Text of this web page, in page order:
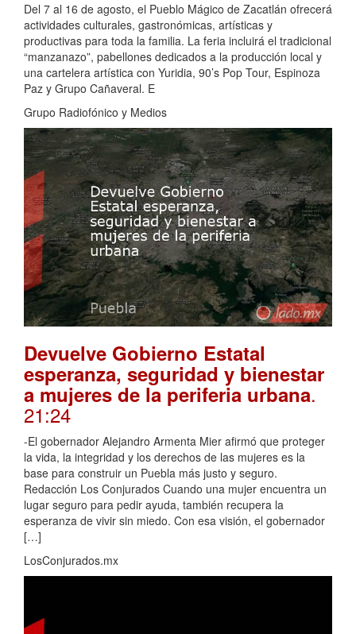
Del 7 al 16 de agosto, el Pueblo Mágico de Zacatlán ofrecerá
actividades culturales, gastronómicas, artísticas y
productivas para toda la familia. La feria incluirá el tradicional
“manzanazo”, pabellones dedicados a la producción local y
una cartelera artística con Yuridia, 90’s Pop Tour, Espinoza
Paz y Grupo Cañaveral. E
Grupo Radiofónico y Medios
Devuelve Gobierno Estatal
esperanza, seguridad y bienestar
a mujeres de la periferia urbana.
21:24
-El gobernador Alejandro Armenta Mier afirmó que proteger
la vida, la integridad y los derechos de las mujeres es la
base para construir un Puebla más justo y seguro.
Redacción Los Conjurados Cuando una mujer encuentra un
lugar seguro para pedir ayuda, también recupera la
esperanza de vivir sin miedo. Con esa visión, el gobernador
[…]
LosConjurados.mx